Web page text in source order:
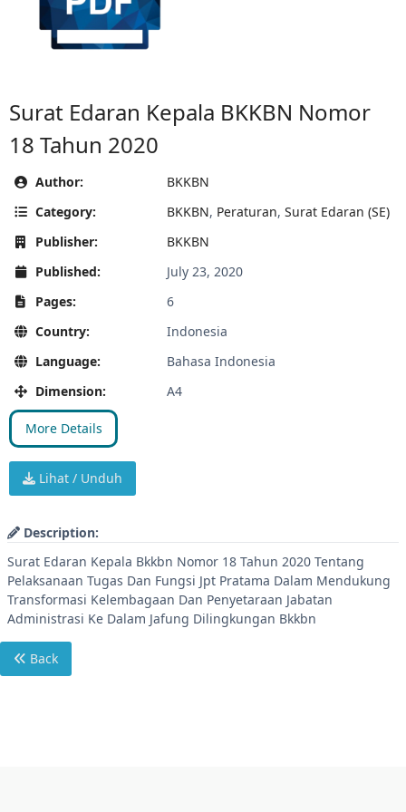
Surat Edaran Kepala BKKBN Nomor
18 Tahun 2020
Author:
BKKBN
Category:
BKKBN, Peraturan, Surat Edaran (SE)
Publisher:
BKKBN
Published:
July 23, 2020
Pages:
6
Country:
Indonesia
Language:
Bahasa Indonesia
Dimension:
A4
More Details
Lihat / Unduh
Description:
Surat Edaran Kepala Bkkbn Nomor 18 Tahun 2020 Tentang
Pelaksanaan Tugas Dan Fungsi Jpt Pratama Dalam Mendukung
Transformasi Kelembagaan Dan Penyetaraan Jabatan
Administrasi Ke Dalam Jafung Dilingkungan Bkkbn
Back